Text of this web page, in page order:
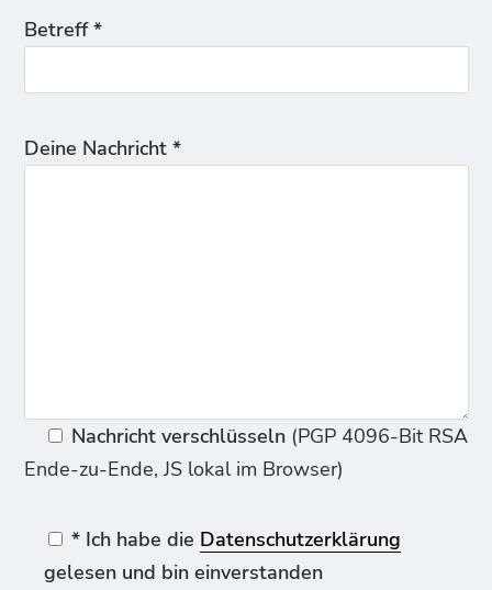
Betreff *
Deine Nachricht *
Nachricht verschlüsseln(PGP 4096-Bit RSA
Ende-zu-Ende, JS lokal im Browser)
* Ich habe die Datenschutzerklärung
gelesen und bin einverstanden